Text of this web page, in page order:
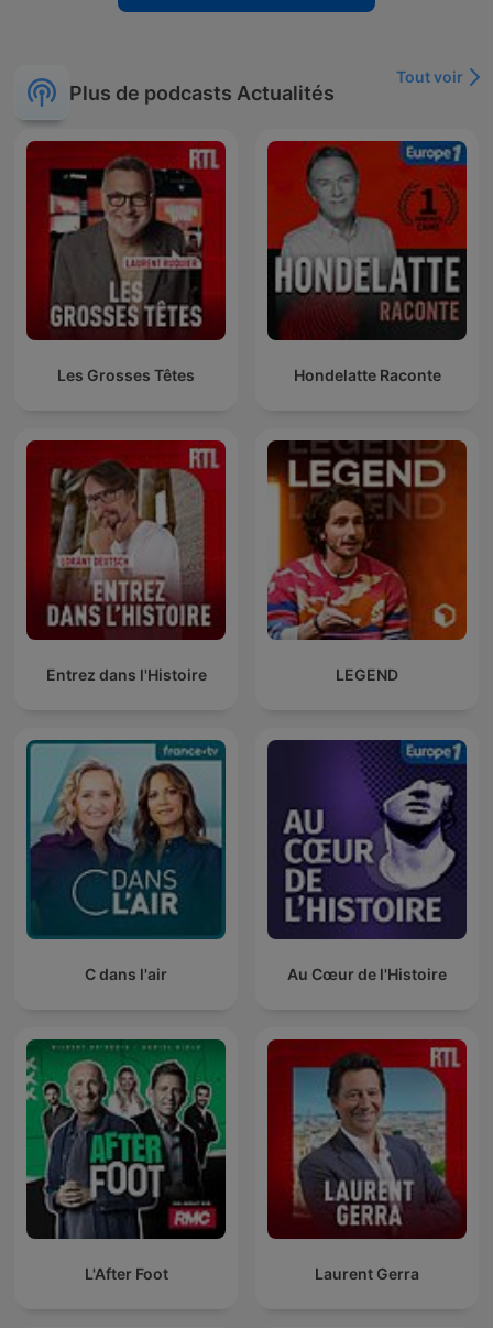
Plus de podcasts Actualités
Tout voir
Les Grosses Têtes Hondelatte Raconte
Entrez dans l'Histoire LEGEND
C dans l'air Au Cœur de l'Histoire
L'After Foot Laurent Gerra